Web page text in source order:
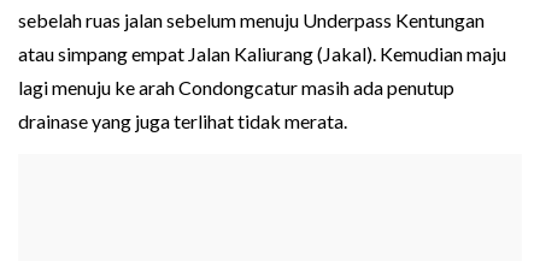
sebelah ruas jalan sebelum menuju Underpass Kentungan
atau simpang empat Jalan Kaliurang (Jakal). Kemudian maju
lagi menuju ke arah Condongcatur masih ada penutup
drainase yang juga terlihat tidak merata.